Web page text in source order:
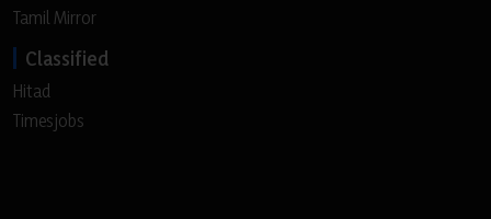
Tamil Mirror
Classified
Hitad
Timesjobs